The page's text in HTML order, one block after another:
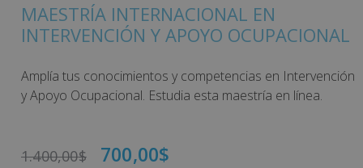
MAESTRÍA INTERNACIONAL EN
INTERVENCIÓN Y APOYO OCUPACIONAL
Amplía tus conocimientos y competencias en Intervención
y Apoyo Ocupacional. Estudia esta maestría en línea.
1.400,00$ 700,00$